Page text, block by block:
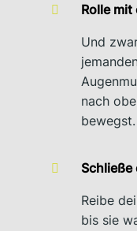
Rolle mit
Und
nach
bewegst.
Schließe
Reibe
bis sie